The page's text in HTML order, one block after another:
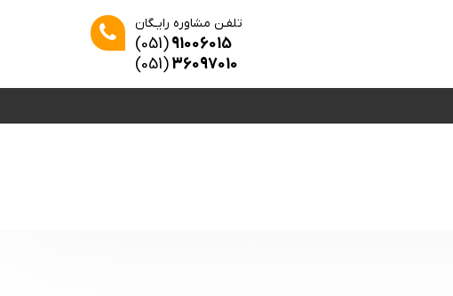
تلفـن مشاوره رایـگان
91006015
(051)
36097010
(051)